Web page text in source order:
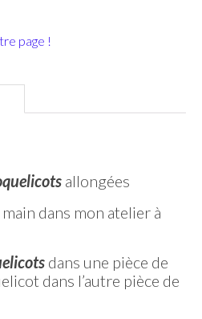
page !
allongées
dans mon atelier à
dans une pièce de
dans l’autre pièce de